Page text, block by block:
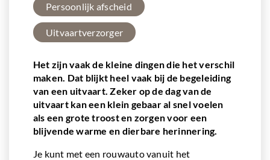
Persoonlijk afscheid
Uitvaartverzorger
Het zijn vaak de kleine dingen die het verschil
maken. Dat blijkt heel vaak bij de begeleiding
van een uitvaart. Zeker op de dag van de
uitvaart kan een klein gebaar al snel voelen
als een grote troost en zorgen voor een
blijvende warme en dierbare herinnering.
Je kunt met een rouwauto vanuit het